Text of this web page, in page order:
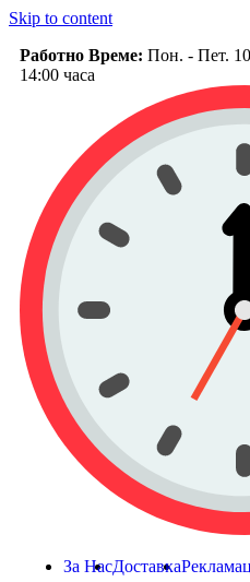
Skip to content
Работно Време: Пон. - Пет.
14:00 часа
За НасДоставка